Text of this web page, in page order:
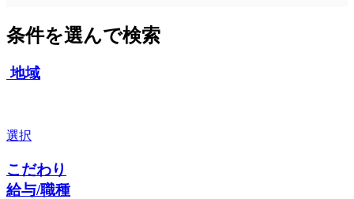
条件を選んで検索
地域
選択
こだわり
給与/職種